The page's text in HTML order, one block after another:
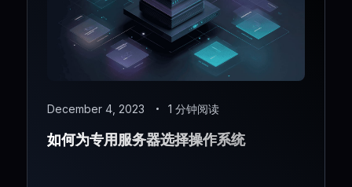
December 4, 2023 1 分钟阅读
如何为专用服务器选择操作系统